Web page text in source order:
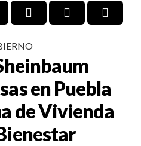
en Puebla
de Vivienda